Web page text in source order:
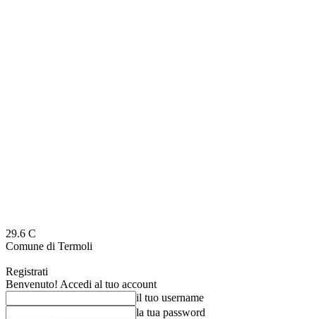
29.6 C
Comune di Termoli
Registrati
Benvenuto! Accedi al tuo account
il tuo username
la tua password